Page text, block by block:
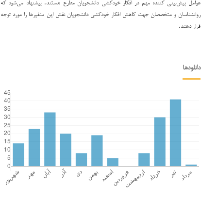
عوامل‌ پیش‌بینی کننده مهم‌ در افکار خودکشی دانشجویان مطرح هستند. پیشنهاد می‌شود که
روان­شناسان و متخصصان جهت کاهش افکار خودکشی دانشجویان نقش این متغیرها را مورد توجه
قرار دهند.
دانلودها